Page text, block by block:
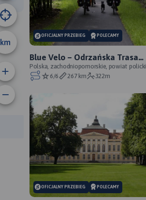
km
OFICJALNY PRZEBIEG POLECAMY
Blue Velo – Odrzańska Trasa
Rowerowa - oficjalny przebieg
Polska, zachodniopomorskie, powiat policki
6/6
267 km 322m
OFICJALNY PRZEBIEG POLECAMY